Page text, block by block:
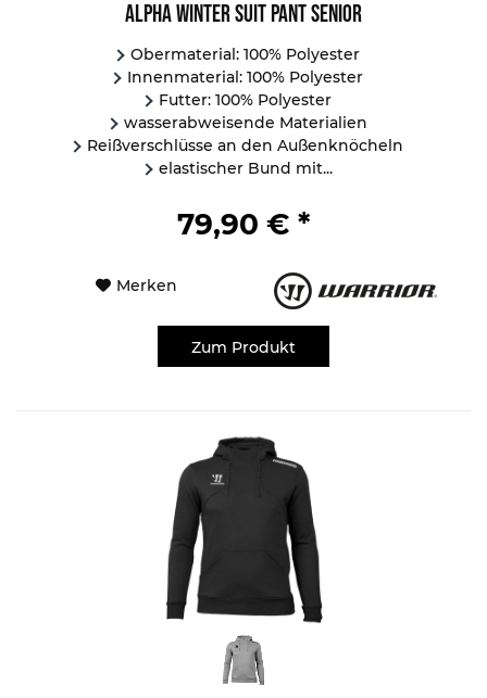
Alpha Winter Suit Pant Senior
Obermaterial: 100% Polyester
Innenmaterial: 100% Polyester
Futter: 100% Polyester
wasserabweisende Materialien
Reißverschlüsse an den Außenknöcheln
elastischer Bund mit...
79,90 € *
Merken
Zum Produkt